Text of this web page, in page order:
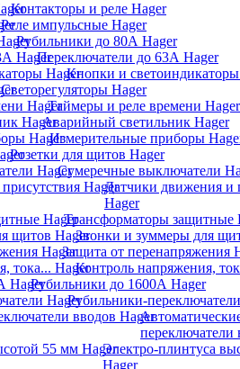
Контакторы и реле Hager
Реле импульсные Hager
Рубильники до 80А Hager
Переключатели до 63А Hager
Кнопки и
Светорегуляторы Hager
Таймеры и реле времени Hager
Аварийный светильник Hager
Измерительные приборы
Розетки для щитов Hager
Сумеречные выключатели
Датчики движения и
Hager
Трансформаторы защитные
Звонки и зуммеры для
Защита от перенапряжения
Контроль напряжения,
Рубильники до 1600А Hager
Рубильники-
переключатели
Электро-плинтуса
Hager